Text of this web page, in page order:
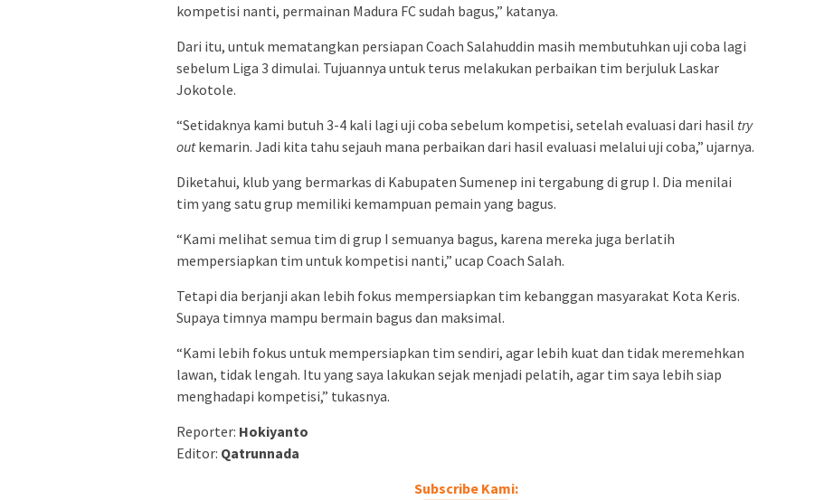
kompetisi nanti, permainan Madura FC sudah bagus,” katanya.
Dari itu, untuk mematangkan persiapan Coach Salahuddin masih membutuhkan uji coba lagi
sebelum Liga 3 dimulai. Tujuannya untuk terus melakukan perbaikan tim berjuluk Laskar
Jokotole.
“Setidaknya kami butuh 3-4 kali lagi uji coba sebelum kompetisi, setelah evaluasi dari hasil try
outkemarin. Jadi kita tahu sejauh mana perbaikan dari hasil evaluasi melalui uji coba,” ujarnya.
Diketahui, klub yang bermarkas di Kabupaten Sumenep ini tergabung di grup I. Dia menilai
tim yang satu grup memiliki kemampuan pemain yang bagus.
“Kami melihat semua tim di grup I semuanya bagus, karena mereka juga berlatih
mempersiapkan tim untuk kompetisi nanti,” ucap Coach Salah.
Tetapi dia berjanji akan lebih fokus mempersiapkan tim kebanggan masyarakat Kota Keris.
Supaya timnya mampu bermain bagus dan maksimal.
“Kami lebih fokus untuk mempersiapkan tim sendiri, agar lebih kuat dan tidak meremehkan
lawan, tidak lengah. Itu yang saya lakukan sejak menjadi pelatih, agar tim saya lebih siap
menghadapi kompetisi,” tukasnya.
Reporter: Hokiyanto
Editor: Qatrunnada
Subscribe Kami: